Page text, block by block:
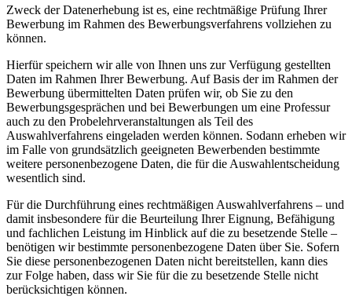
Zweck der Datenerhebung ist es, eine rechtmäßige Prüfung Ihrer
Bewerbung im Rahmen des Bewerbungsverfahrens vollziehen zu
können.
Hierfür speichern wir alle von Ihnen uns zur Verfügung gestellten
Daten im Rahmen Ihrer Bewerbung. Auf Basis der im Rahmen der
Bewerbung übermittelten Daten prüfen wir, ob Sie zu den
Bewerbungsgesprächen und bei Bewerbungen um eine Professur
auch zu den Probelehrveranstaltungen als Teil des
Auswahlverfahrens eingeladen werden können. Sodann erheben wir
im Falle von grundsätzlich geeigneten Bewerbenden bestimmte
weitere personenbezogene Daten, die für die Auswahlentscheidung
wesentlich sind.
Für die Durchführung eines rechtmäßigen Auswahlverfahrens – und
damit insbesondere für die Beurteilung Ihrer Eignung, Befähigung
und fachlichen Leistung im Hinblick auf die zu besetzende Stelle –
benötigen wir bestimmte personenbezogene Daten über Sie. Sofern
Sie diese personenbezogenen Daten nicht bereitstellen, kann dies
zur Folge haben, dass wir Sie für die zu besetzende Stelle nicht
berücksichtigen können.